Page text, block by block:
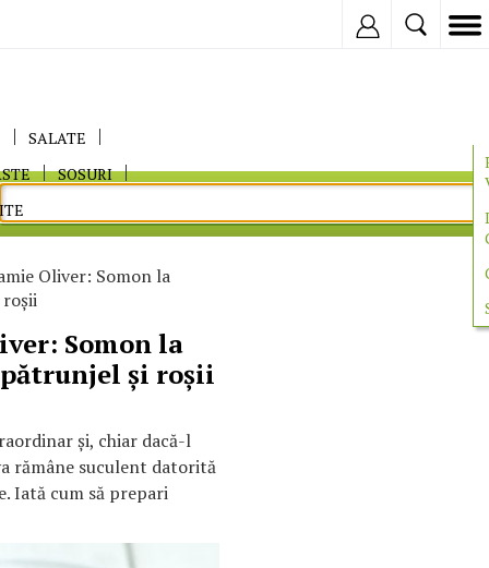
SALATE
SOSURI
Oliver: Somon la
Somon la
şi roşii
şi, chiar dacă-l
rămâne suculent datorită
Iată cum să prepari